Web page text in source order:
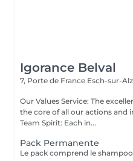
Igorance Belval
7, Porte de France Esch-sur-
Our Values Service: The excellence in hairdressing service is at
the core of all our actions and
Team Spirit: Each in...
Pack Permanente